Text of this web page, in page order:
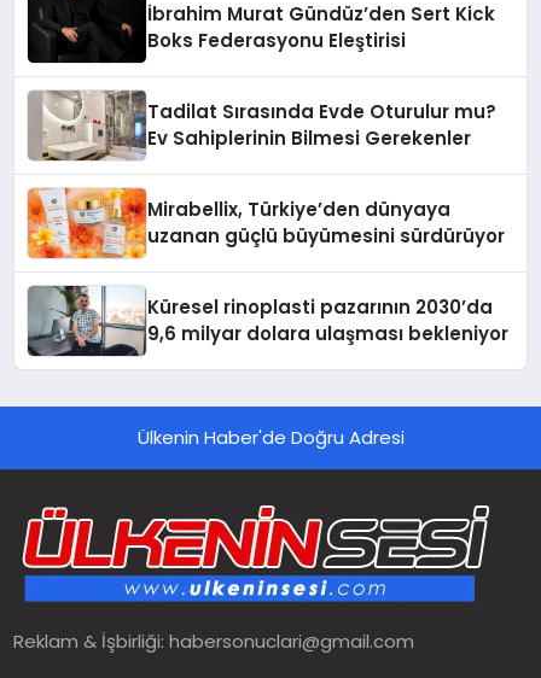
İbrahim Murat Gündüz’den Sert Kick
Boks Federasyonu Eleştirisi
Tadilat Sırasında Evde Oturulur mu?
Ev Sahiplerinin Bilmesi Gerekenler
Mirabellix, Türkiye’den dünyaya
uzanan güçlü büyümesini sürdürüyor
Küresel rinoplasti pazarının 2030’da
9,6 milyar dolara ulaşması bekleniyor
Ülkenin Haber'de Doğru Adresi
Reklam & İşbirliği:habersonuclari@gmail.com